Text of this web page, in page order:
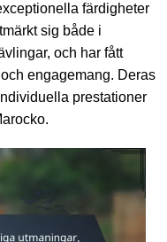
färdigheter
sig både i
och har fått
engagemang. Deras
prestationer